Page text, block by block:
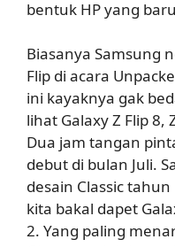
bentuk HP yang
Biasanya Samsung
Flip di acara
ini kayaknya gak
lihat Galaxy Z Flip 8,
Dua jam tangan
debut di bulan Juli.
desain Classic
kita bakal dapet
2. Yang paling